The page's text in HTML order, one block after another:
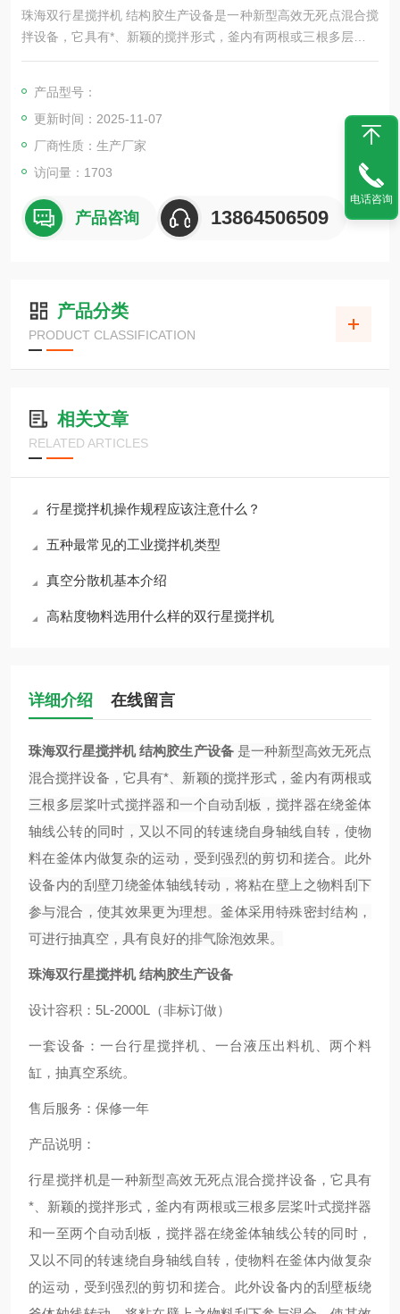
珠海双行星搅拌机 结构胶生产设备是一种新型高效无死点混合搅
拌设备，它具有*、新颖的搅拌形式，釜内有两根或三根多层桨叶
式搅拌器和一个自动刮板，搅拌器在绕釜体轴线公转的同时，又
受到强烈的剪切和搓合。此外设备内的刮壁刀绕釜体轴线转动，
将粘在壁上之物料刮下参与混合，使其效果更为理想。釜体采用
特殊密封结构，可进行抽真空，具有良好的排气除泡效果。
产品型号：
更新时间：2025-11-07
厂商性质：生产厂家
访问量：1703
产品咨询 13864506509
产品分类
PRODUCT CLASSIFICATION
相关文章
RELATED ARTICLES
行星搅拌机操作规程应该注意什么？
五种最常见的工业搅拌机类型
真空分散机基本介绍
高粘度物料选用什么样的双行星搅拌机
详细介绍 在线留言
珠海双行星搅拌机 结构胶生产设备是一种新型高效无死点
混合搅拌设备，它具有*、新颖的搅拌形式，釜内有两根或
三根多层桨叶式搅拌器和一个自动刮板，搅拌器在绕釜体
轴线公转的同时，又以不同的转速绕自身轴线自转，使物
料在釜体内做复杂的运动，受到强烈的剪切和搓合。此外
设备内的刮壁刀绕釜体轴线转动，将粘在壁上之物料刮下
参与混合，使其效果更为理想。釜体采用特殊密封结构，
可进行抽真空，具有良好的排气除泡效果。
珠海双行星搅拌机 结构胶生产设备
设计容积：5L-2000L（非标订做）
一套设备：一台行星搅拌机、一台液压出料机、两个料
缸，抽真空系统。
售后服务：保修一年
产品说明：
行星搅拌机是一种新型高效无死点混合搅拌设备，它具有
*、新颖的搅拌形式，釜内有两根或三根多层桨叶式搅拌器
和一至两个自动刮板，搅拌器在绕釜体轴线公转的同时，
又以不同的转速绕自身轴线自转，使物料在釜体内做复杂
的运动，受到强烈的剪切和搓合。此外设备内的刮壁板绕
电话咨询